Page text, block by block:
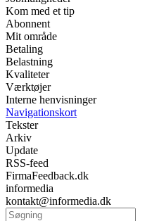
Kom med et tip
Abonnent
Mit område
Betaling
Belastning
Kvaliteter
Værktøjer
Interne henvisninger
Navigationskort
Tekster
Arkiv
Update
RSS-feed
FirmaFeedback.dk
informedia
kontakt@informedia.dk